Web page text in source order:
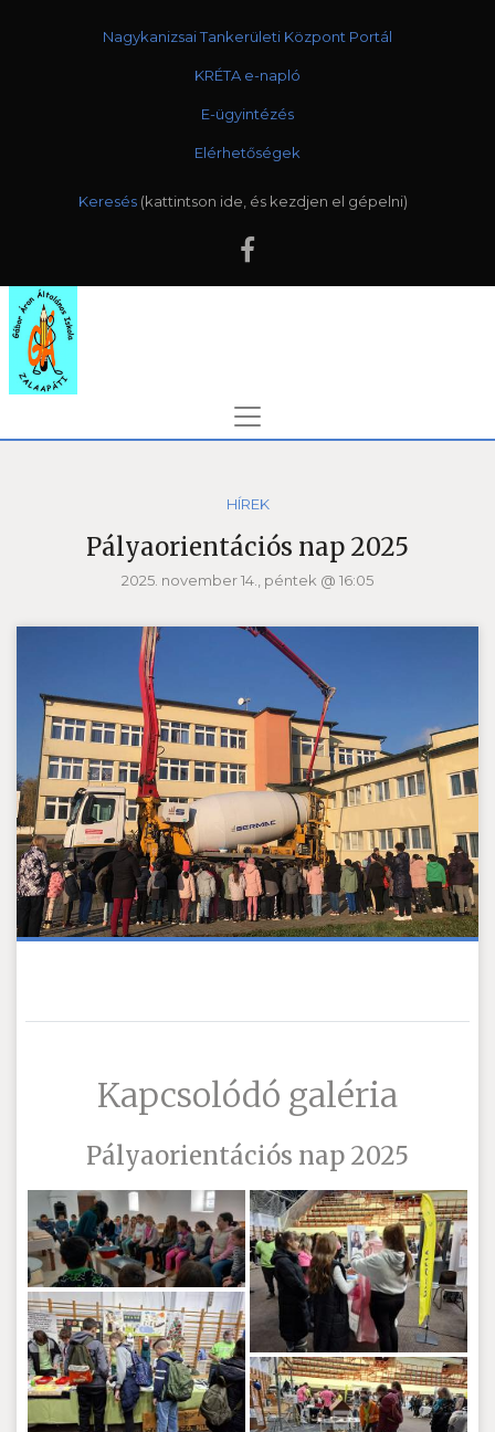
Nagykanizsai Tankerületi Központ Portál
KRÉTA e-napló
E-ügyintézés
Elérhetőségek
Keresés
HÍREK
Pályaorientációs nap 2025
2025. november 14., péntek @ 16:05
Kapcsolódó galéria
Pályaorientációs nap 2025